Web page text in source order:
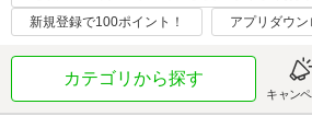
新規登録で100ポイント！
アプリダウン
カテゴリから探す
キャン